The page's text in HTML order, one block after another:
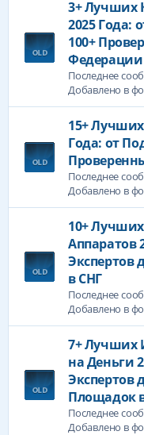
3+ Лучших
2025 Года:
100+
Федерации
Последнее
Добавлено в
15+
Года: от
Последнее
Добавлено в
10+
Аппаратов
Экспертов
в СНГ
Последнее
Добавлено в
7+ Лучших
на Деньги
Экспертов
Площадок
Последнее
Добавлено в